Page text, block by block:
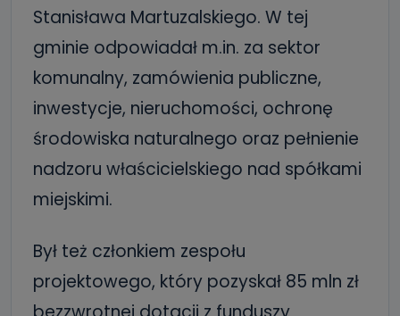
Stanisława Martuzalskiego. W tej
gminie odpowiadał m.in. za sektor
komunalny, zamówienia publiczne,
inwestycje, nieruchomości, ochronę
środowiska naturalnego oraz pełnienie
nadzoru właścicielskiego nad spółkami
miejskimi.
Był też członkiem zespołu
projektowego, który pozyskał 85 mln zł